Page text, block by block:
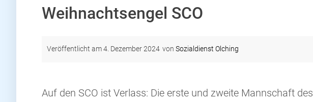
Weihnachtsengel SCO
Veröffentlicht am4. Dezember 2024 von Sozialdienst Olching
Auf den SCO ist Verlass: Die erste und zweite Mannschaft des